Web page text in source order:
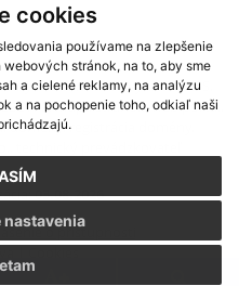
cookies
používame na zlepšenie
stránok, na to, aby sme
a cielené reklamy, na analýzu
a na pochopenie toho, odkiaľ naši
nastavenia
informácií s využitím RSS
2,Mapa stránok,web portál
,domény,registrácia domény
03.08.2026
o prístupnosti